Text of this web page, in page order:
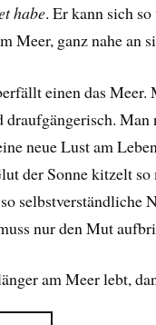
habe. Erkann sich
Meer, ganz nahe an
einen das
draufgängerisch.
neue Lust am
der Sonne kitzelt
selbstverständliche
nur den Mut
am Meer lebt,